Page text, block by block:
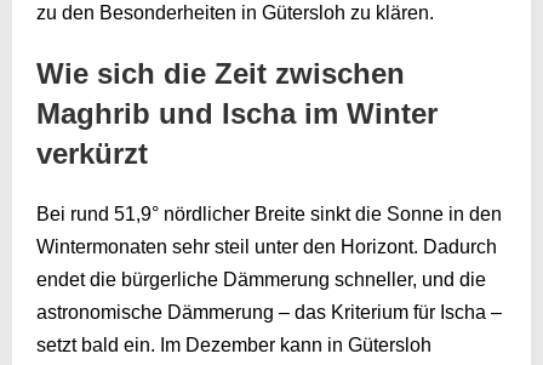
zu den Besonderheiten in Gütersloh zu klären.
Wie sich die Zeit zwischen
Maghrib und Ischa im Winter
verkürzt
Bei rund 51,9° nördlicher Breite sinkt die Sonne in den
Wintermonaten sehr steil unter den Horizont. Dadurch
endet die bürgerliche Dämmerung schneller, und die
astronomische Dämmerung – das Kriterium für Ischa –
setzt bald ein. Im Dezember kann in Gütersloh